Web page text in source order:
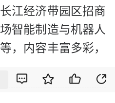
江经济带园区招商
智能制造与机器人
，内容丰富多彩，